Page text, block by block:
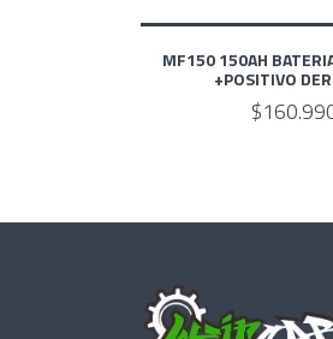
MF150 150AH
+POSITIVO